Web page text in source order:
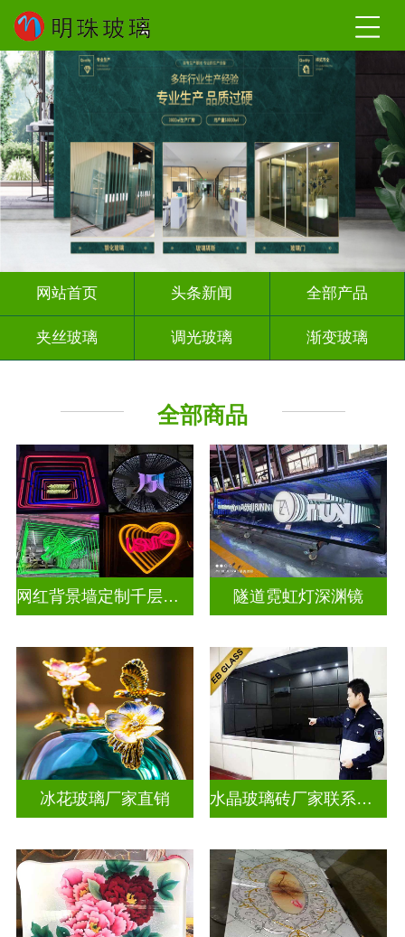
网站首页 头条新闻 全部产品
夹丝玻璃 调光玻璃 渐变玻璃
其它玻璃
全部商品
网红背景墙定制千层镜深渊镜 隧道霓虹灯深渊镜
冰花玻璃厂家直销 水晶玻璃砖厂家联系方式